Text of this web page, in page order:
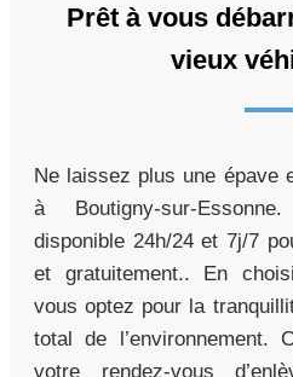
Prêt à vous
vieux
Ne laissez plus une épave
à Boutigny-sur-
disponible 24h/24 et 7j/7
et gratuitement.. En
vous optez pour la
total de l’environnement.
votre rendez-vous